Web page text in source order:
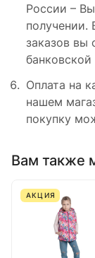
России –
получении.
заказов вы
Оплата на
нашем
покупку
Вам также
АКЦИЯ